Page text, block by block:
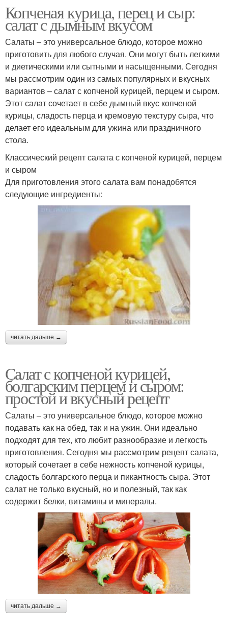
Копченая курица, перец и сыр:
салат с дымным вкусом
Салаты – это универсальное блюдо, которое можно
приготовить для любого случая. Они могут быть легкими
и диетическими или сытными и насыщенными. Сегодня
мы рассмотрим один из самых популярных и вкусных
вариантов – салат с копченой курицей, перцем и сыром.
Этот салат сочетает в себе дымный вкус копченой
курицы, сладость перца и кремовую текстуру сыра, что
делает его идеальным для ужина или праздничного
стола.
Классический рецепт салата с копченой курицей, перцем
и сыром
Для приготовления этого салата вам понадобятся
следующие ингредиенты:
читать дальше →
Салат с копченой курицей,
болгарским перцем и сыром:
простой и вкусный рецепт
Салаты – это универсальное блюдо, которое можно
подавать как на обед, так и на ужин. Они идеально
подходят для тех, кто любит разнообразие и легкость
приготовления. Сегодня мы рассмотрим рецепт салата,
который сочетает в себе нежность копченой курицы,
сладость болгарского перца и пикантность сыра. Этот
салат не только вкусный, но и полезный, так как
содержит белки, витамины и минералы.
читать дальше →